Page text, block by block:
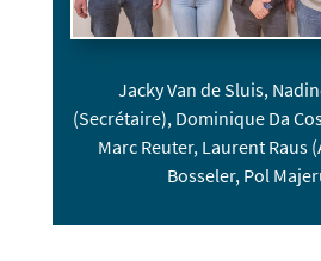
Jacky Van de Sluis,
(Secrétaire), Dominique Da
Marc Reuter, Laurent Raus
Bosseler, Pol